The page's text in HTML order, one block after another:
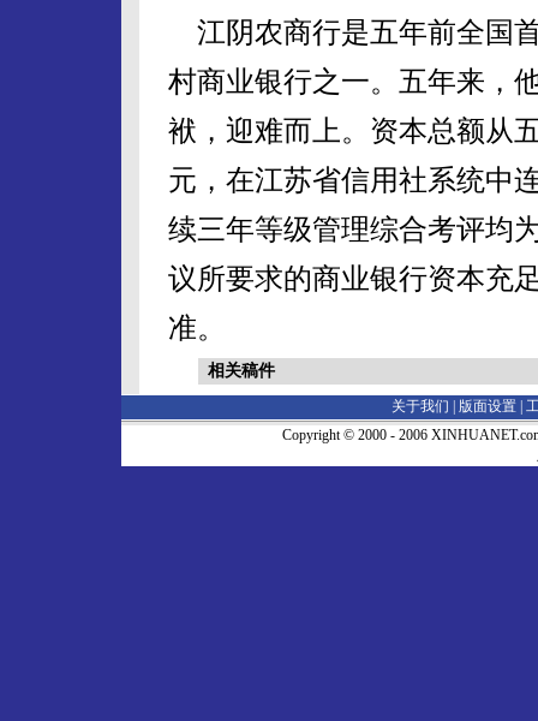
江阴农商行是五年前全国
村商业银行之一。五年来，
袱，迎难而上。资本总额从
元，在江苏省信用社系统中
续三年等级管理综合考评均
议所要求的商业银行资本充
准。
相关稿件
关于我们 | 版面设置
Copyright © 2000 - 2006